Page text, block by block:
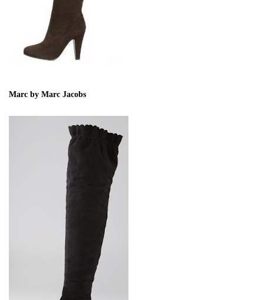
Marc by Marc Jacobs